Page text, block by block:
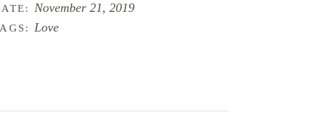
November 21, 2019
Love